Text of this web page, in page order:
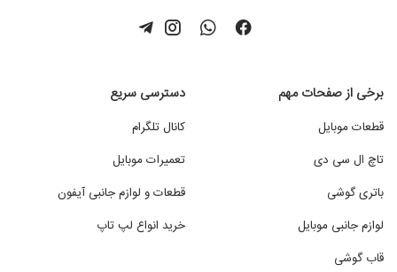
برخی از صفحات مهم
قطعات موبایل
تاچ ال سی دی
باتری گوشی
لوازم جانبی موبایل
قاب گوشی
دسترسی سریع
کانال تلگرام
تعمیرات موبایل
قطعات و لوازم جانبی آیفون
خرید انواع لپ تاپ